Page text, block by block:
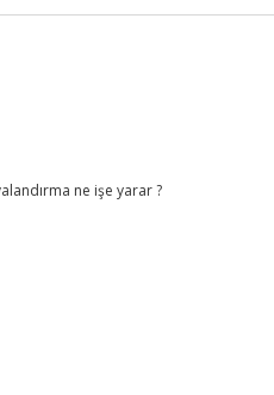
ne işe yarar ?